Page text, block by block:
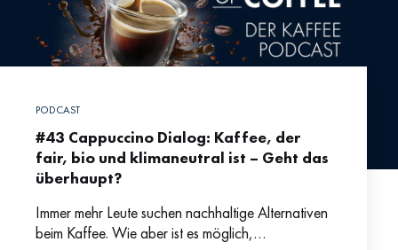
PODCAST
#43 Cappuccino Dialog: Kaffee, der
fair, bio und klimaneutral ist – Geht das
überhaupt?
Immer mehr Leute suchen nachhaltige Alternativen
beim Kaffee. Wie aber ist es möglich,